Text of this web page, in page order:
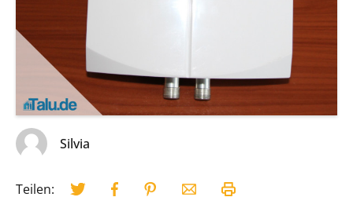
Silvia
Teilen: